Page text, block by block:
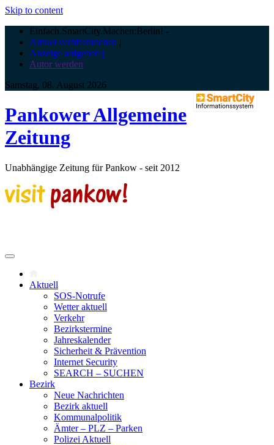
Skip to content
Einfach.SmartCity.Machen:Berlin! -
Artikel veröffentlichen |
Anzeige aufgeben |
Autor werden
Samstag, 08. August 2026
Pankower Allgemeine
Zeitung
Unabhängige Zeitung für Pankow - seit 2012
Aktuell
SOS-Notrufe
Wetter aktuell
Verkehr
Bezirkstermine
Jahreskalender
Sicherheit & Prävention
Internet Security
SEARCH – SUCHEN
Bezirk
Neue Nachrichten
Bezirk aktuell
Kommunalpolitik
Ämter – PLZ – Parken
Polizei Aktuell